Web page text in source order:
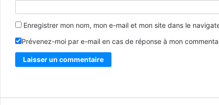
Enregistrer mon nom, mon e-mail et mon site dans le
Prévenez-moi par e-mail en cas de réponse à mon